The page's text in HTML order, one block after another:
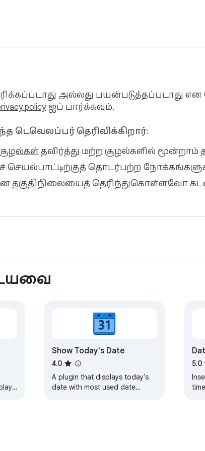
அல்லது பயன்படுத்தப்படாது
policyஐப் பார்க்கவும்.
டெவெலப்பர் தெரிவிக்கிறார்:
தவிர்த்து மற்ற சூழல்களில்
செயல்பாட்டிற்குத் தொடர்பற்ற
தகுதிநிலையைத் தெரிந்துகொள்ளவோ
Show Today's Date
4.0
A plugin that displays today's
date with most used date
5.0